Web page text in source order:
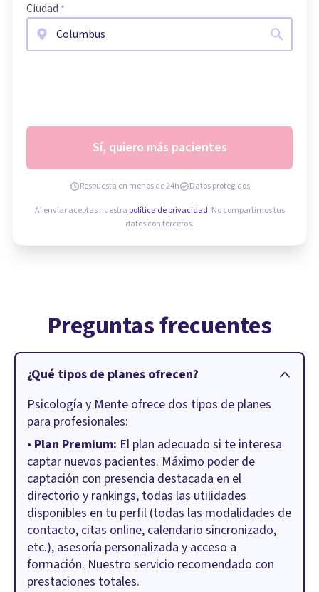
Ciudad *
Sí, quiero más pacientes
Respuesta en menos de 24h
Datos protegidos
Al enviar aceptas nuestra política de privacidad. No compartimos tus
datos con terceros.
Preguntas frecuentes
¿Qué tipos de planes ofrecen?
Psicología y Mente ofrece dos tipos de planes
para profesionales:
• Plan Premium: El plan adecuado si te interesa
captar nuevos pacientes. Máximo poder de
captación con presencia destacada en el
directorio y rankings, todas las utilidades
disponibles en tu perfil (todas las modalidades de
contacto, citas online, calendario sincronizado,
etc.), asesoría personalizada y acceso a
formación. Nuestro servicio recomendado con
prestaciones totales.